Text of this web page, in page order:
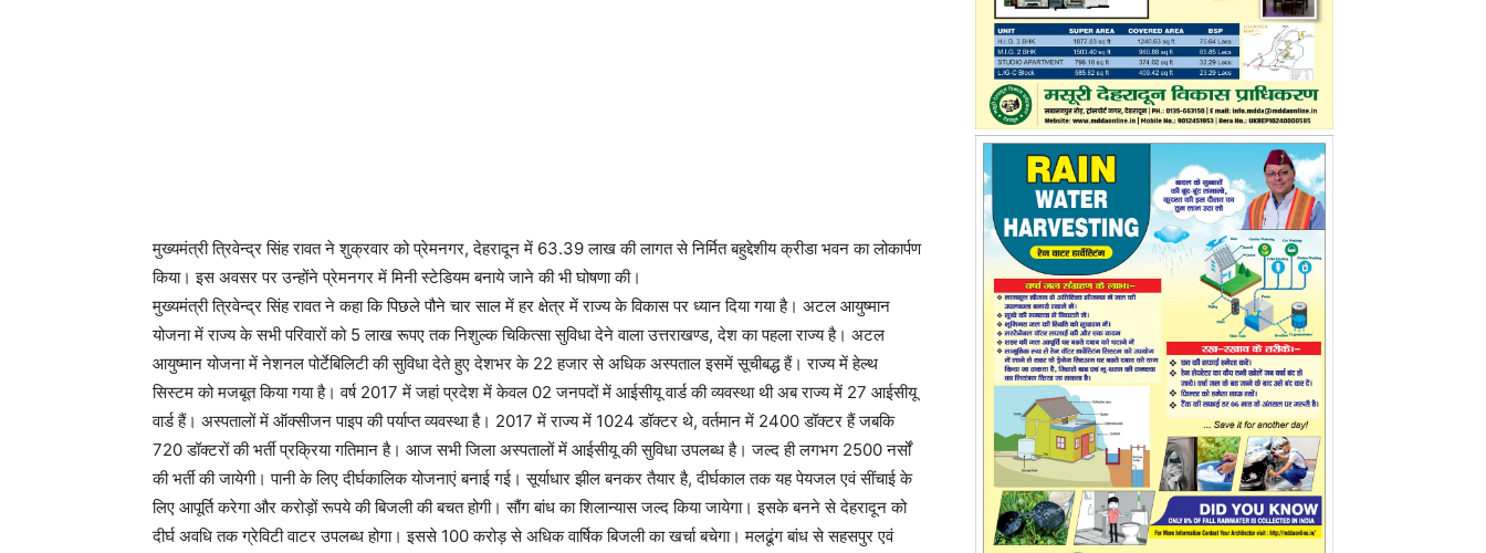
मुख्यमंत्री त्रिवेन्द्र सिंह रावत ने शुक्रवार को प्रेमनगर, देहरादून में 63.39 लाख की लागत से निर्मित बहुद्देशीय क्रीडा भवन का लोकार्पण
किया। इस अवसर पर उन्होंने प्रेमनगर में मिनी स्टेडियम बनाये जाने की भी घोषणा की।
मुख्यमंत्री त्रिवेन्द्र सिंह रावत ने कहा कि पिछले पौने चार साल में हर क्षेत्र में राज्य के विकास पर ध्यान दिया गया है। अटल आयुष्मान
योजना में राज्य के सभी परिवारों को 5 लाख रूपए तक निशुल्क चिकित्सा सुविधा देने वाला उत्तराखण्ड, देश का पहला राज्य है। अटल
आयुष्मान योजना में नेशनल पोर्टेबिलिटी की सुविधा देते हुए देशभर के 22 हजार से अधिक अस्पताल इसमें सूचीबद्ध हैं। राज्य में हेल्थ
सिस्टम को मजबूत किया गया है। वर्ष 2017 में जहां प्रदेश में केवल 02 जनपदों में आईसीयू वार्ड की व्यवस्था थी अब राज्य में 27 आईसीयू
वार्ड हैं। अस्पतालों में ऑक्सीजन पाइप की पर्याप्त व्यवस्था है। 2017 में राज्य में 1024 डॉक्टर थे, वर्तमान में 2400 डॉक्टर हैं जबकि
720 डॉक्टरों की भर्ती प्रक्रिया गतिमान है। आज सभी जिला अस्पतालों में आईसीयू की सुविधा उपलब्ध है। जल्द ही लगभग 2500 नर्सों
की भर्ती की जायेगी। पानी के लिए दीर्घकालिक योजनाएं बनाई गई। सूर्याधार झील बनकर तैयार है, दीर्घकाल तक यह पेयजल एवं सींचाई के
लिए आपूर्ति करेगा और करोड़ों रूपये की बिजली की बचत होगी। सौंग बांध का शिलान्यास जल्द किया जायेगा। इसके बनने से देहरादून को
दीर्घ अवधि तक ग्रेविटी वाटर उपलब्ध होगा। इससे 100 करोड़ से अधिक वार्षिक बिजली का खर्चा बचेगा। मलढूंग बांध से सहसपुर एवं